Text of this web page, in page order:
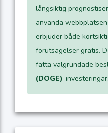
långsiktig
använda
erbjuder både
förutsägelser gratis.
fatta välgrundade
(DOGE)-investeringar.